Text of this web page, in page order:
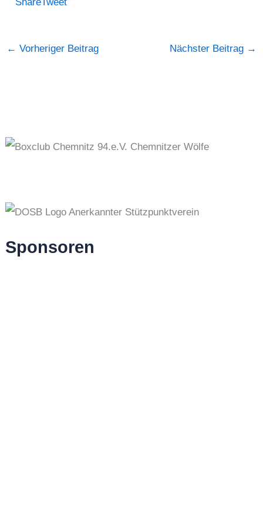
Sponsoren
← Vorheriger Beitrag Nächster Beitrag →